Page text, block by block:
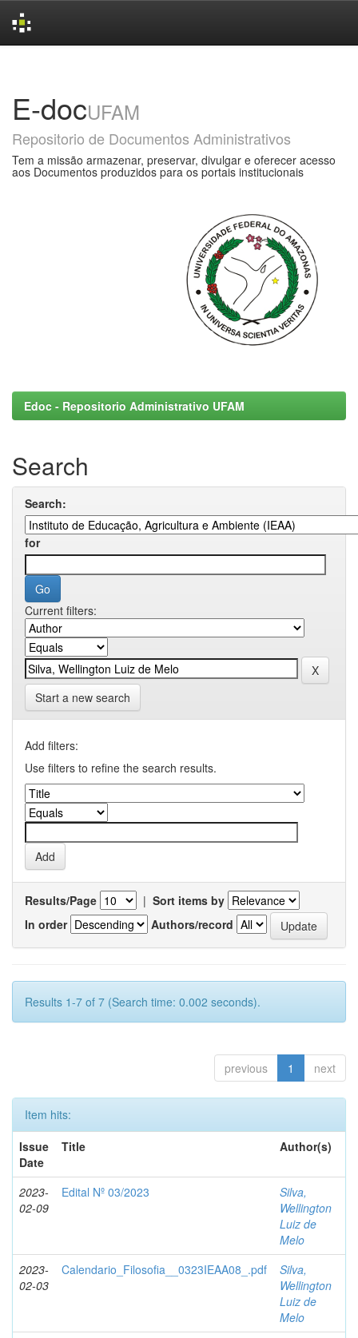
E-docUFAM
Repositorio de Documentos Administrativos
Tem a missão armazenar, preservar, divulgar e oferecer acesso
aos Documentos produzidos para os portais institucionais
Edoc - Repositorio Administrativo UFAM
Search
Search:
for
Current filters:
Start a new search
Add filters:
Use filters to refine the search results.
Results/Page | Sort items by
In order
Authors/record
Results 1-7 of 7 (Search time: 0.002 seconds).
previous 1 next
Item hits:
Issue
Date
Title Author(s)
2023-
02-09
Edital Nº 03/2023
Silva,
Wellington
Luiz de
Melo
2023-
02-03
Calendario_Filosofia__0323IEAA08_.pdf
Silva,
Wellington
Luiz de
Melo